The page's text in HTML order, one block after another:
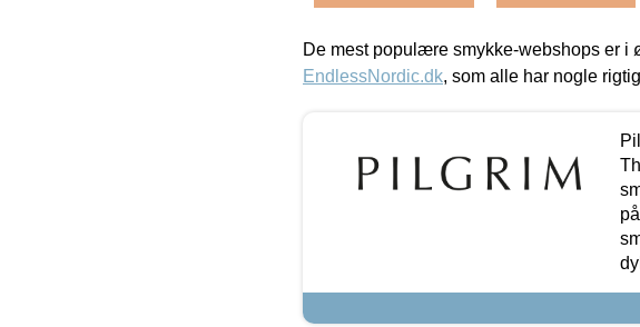
De mest populære smykke-webshops er i
EndlessNordic.dk, som alle har nogle